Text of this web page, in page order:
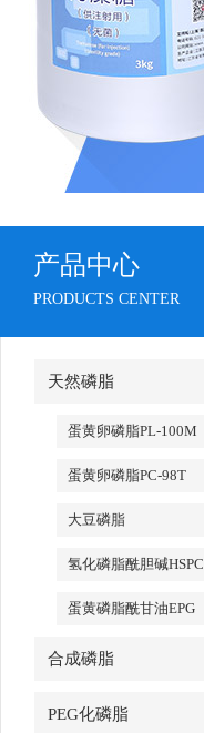
产品中心
PRODUCTS CENTER
天然磷脂
蛋黄卵磷脂PL-100M
蛋黄卵磷脂PC-98T
大豆磷脂
氢化磷脂酰胆碱HSPC
蛋黄磷脂酰甘油EPG
合成磷脂
PEG化磷脂